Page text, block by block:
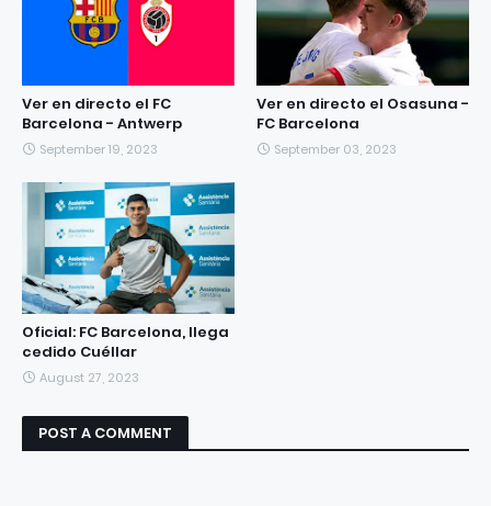
Ver en directo el FC
Barcelona - Antwerp
September 19, 2023
Ver en directo el Osasuna -
FC Barcelona
September 03, 2023
Oficial: FC Barcelona, llega
cedido Cuéllar
August 27, 2023
POST A COMMENT